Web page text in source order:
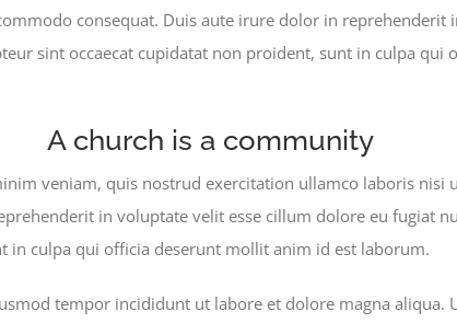
consequat. Duis aute irure dolor in reprehenderit
sint occaecat cupidatat non proident, sunt in culpa qui
A church is a community
veniam, quis nostrud exercitation ullamco laboris nisi
in voluptate velit esse cillum dolore eu fugiat
in culpa qui officia deserunt mollit anim id est laborum.
tempor incididunt ut labore et dolore magna aliqua.